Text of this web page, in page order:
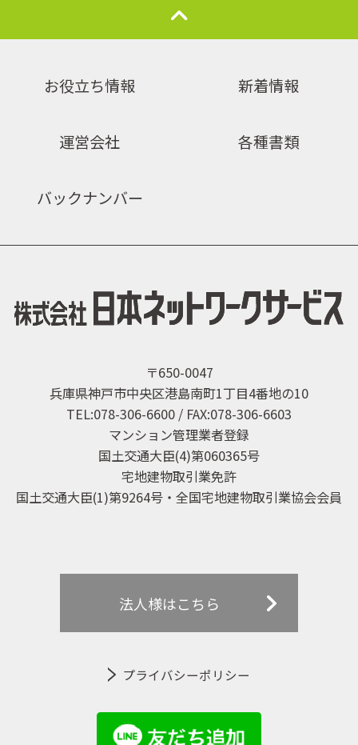
お役立ち情報 新着情報
運営会社 各種書類
バックナンバー
〒650-0047
兵庫県神戸市中央区港島南町1丁目4番地の10
TEL:078-306-6600 / FAX:078-306-6603
マンション管理業者登録
国土交通大臣(4)第060365号
宅地建物取引業免許
国土交通大臣(1)第9264号・全国宅地建物取引業協会会員
法人様はこちら
プライバシーポリシー